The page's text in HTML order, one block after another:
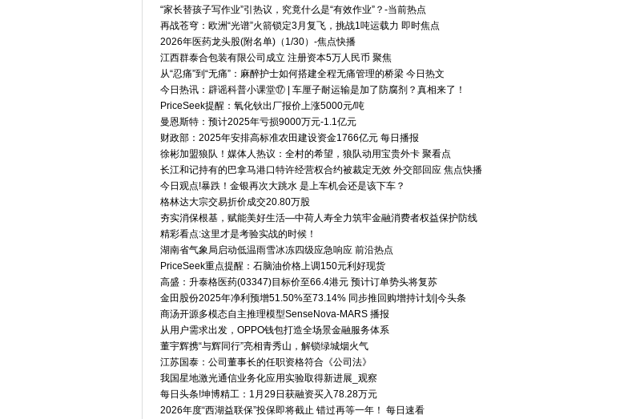
“家长替孩子写作业”引热议，究竟什么是“有效作业”？-当前热点
再战苍穹：欧洲“光谱”火箭锁定3月复飞，挑战1吨运载力 即时焦点
2026年医药龙头股(附名单)（1/30）-焦点快播
江西群泰合包装有限公司成立 注册资本5万人民币 聚焦
从“忍痛”到“无痛”：麻醉护士如何搭建全程无痛管理的桥梁 今日热文
今日热讯：辟谣科普小课堂⑰ | 车厘子耐运输是加了防腐剂？真相来了！
PriceSeek提醒：氧化钬出厂报价上涨5000元/吨
曼恩斯特：预计2025年亏损9000万元-1.1亿元
财政部：2025年安排高标准农田建设资金1766亿元 每日播报
徐彬加盟狼队！媒体人热议：全村的希望，狼队动用宝贵外卡 聚看点
长江和记持有的巴拿马港口特许经营权合约被裁定无效 外交部回应 焦点快播
今日观点!暴跌！金银再次大跳水 是上车机会还是该下车？
格林达大宗交易折价成交20.80万股
夯实消保根基，赋能美好生活—中荷人寿全力筑牢金融消费者权益保护防线
精彩看点:这里才是考验实战的时候！
湖南省气象局启动低温雨雪冰冻四级应急响应 前沿热点
PriceSeek重点提醒：石脑油价格上调150元利好现货
高盛：升泰格医药(03347)目标价至66.4港元 预计订单势头将复苏
金田股份2025年净利预增51.50%至73.14% 同步推回购增持计划|今头条
商汤开源多模态自主推理模型SenseNova-MARS 播报
从用户需求出发，OPPO钱包打造全场景金融服务体系
董宇辉携“与辉同行”亮相青秀山，解锁绿城烟火气
江苏国泰：公司董事长的任职资格符合《公司法》
我国星地激光通信业务化应用实验取得新进展_观察
每日头条!坤博精工：1月29日获融资买入78.28万元
2026年度“西湖益联保”投保即将截止 错过再等一年！ 每日速看